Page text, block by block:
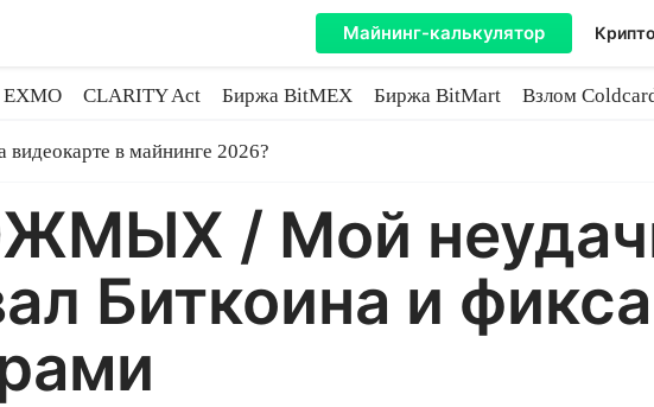
Майнинг-калькулятор
CLARITY Act Биржа BitMEX Биржа BitMart Взлом
видеокарте в майнинге 2026?
/ Мой
Биткоина и